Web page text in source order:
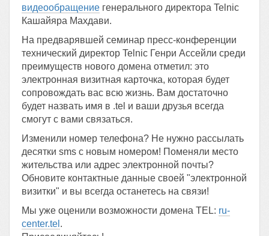
видеообращение генерального директора Telnic
Кашайяра Махдави.
На предварявшей семинар пресс-конференции
технический директор Telnic Генри Ассейли среди
преимуществ нового домена отметил: это
электронная визитная карточка, которая будет
сопровождать вас всю жизнь. Вам достаточно
будет назвать имя в .tel и ваши друзья всегда
смогут с вами связаться.
Изменили номер телефона? Не нужно рассылать
десятки sms с новым номером! Поменяли место
жительства или адрес электронной почты?
Обновите контактные данные своей "электронной
визитки" и вы всегда останетесь на связи!
Мы уже оценили возможности домена TEL: ru-
center.tel .